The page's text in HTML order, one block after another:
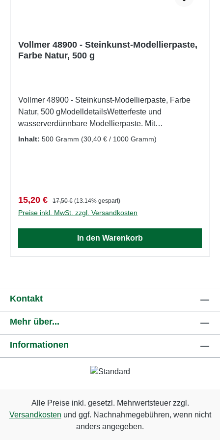
Vollmer 48900 - Steinkunst-Modellierpaste,
Farbe Natur, 500 g
Vollmer 48900 - Steinkunst-Modellierpaste, Farbe
Natur, 500 gModelldetailsWetterfeste und
wasserverdünnbare Modellierpaste. Mit
handelsüblichen, wasserverdünnbaren Färbemitteln
Vorsichtig behandeln. Nicht für Kinder unter 14
Jahren geeignet. Es enthält Kleinteile, die eine
Erstickungsgefahr darstellen können, und einige
Komponenten weisen funktionelle scharfe Spitzen
verwendet werden. Eigenschaften: Hersteller:
VollmerArtikelnummer: 48900Stückzahl: 1
StückEAN: 4026602489001Produktart:
SteinkunstSpur: GMaßstab: 1:22,5Altersempfehlung:
ab 14 JahrenWEEE-Nr.: DE 86057721
Inhalt: 500 Gramm (30,40 € / 1000 Gramm)
Verkaufspreis:
15,20 € Regulärer Preis:
17,50 € (13.14% gespart)
Preise inkl. MwSt. zzgl. Versandkosten
In den Warenkorb
Kontakt
Mehr über...
Informationen
Alle Preise inkl. gesetzl. Mehrwertsteuer zzgl.
Versandkosten und ggf. Nachnahmegebühren, wenn nicht
anders angegeben.